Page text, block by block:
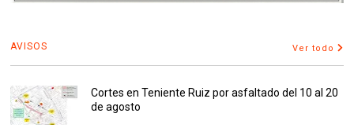
AVISOS Ver todo
Cortes en Teniente Ruiz por asfaltado del 10 al 20
de agosto